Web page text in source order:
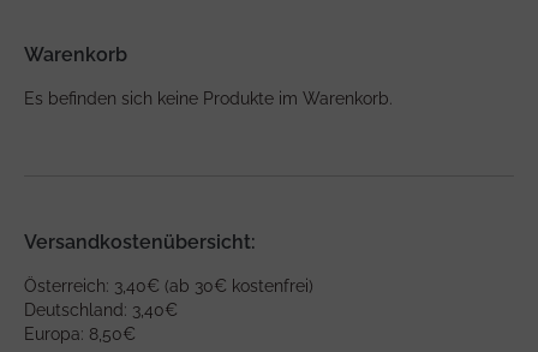
Warenkorb
Es befinden sich keine Produkte im Warenkorb.
Versandkostenübersicht:
Österreich: 3,40€ (ab 30€ kostenfrei)
Deutschland: 3,40€
Europa: 8,50€